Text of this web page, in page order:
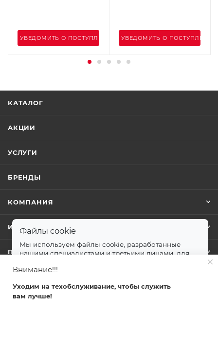
УВЕДОМИТЬ О ПОСТУПЛЕНИИ УВЕДОМИТЬ О ПОСТУПЛЕНИИ
КАТАЛОГ
АКЦИИ
УСЛУГИ
БРЕНДЫ
КОМПАНИЯ
ИНФОРМАЦИЯ
ПОМОЩЬ
+7 499 372-04-62
Внимание!!!
Уходим на техобслуживание, чтобы служить
вам лучше!
Файлы cookie
Мы используем файлы cookie, разработанные
нашими специалистами и третьими лицами, для